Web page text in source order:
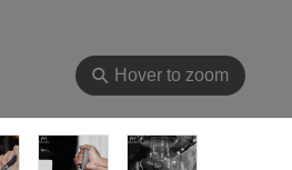
⚲ Hover to zoom